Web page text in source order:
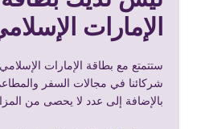
الإمارات
ستتمتع مع بطاقة الإمارات
شركائنا في مجالات السفر
بالإضافة إلى عدد لا يحصى من